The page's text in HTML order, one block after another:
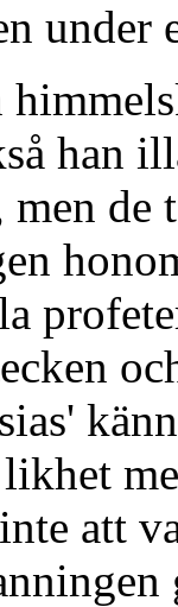
under
han
de
att